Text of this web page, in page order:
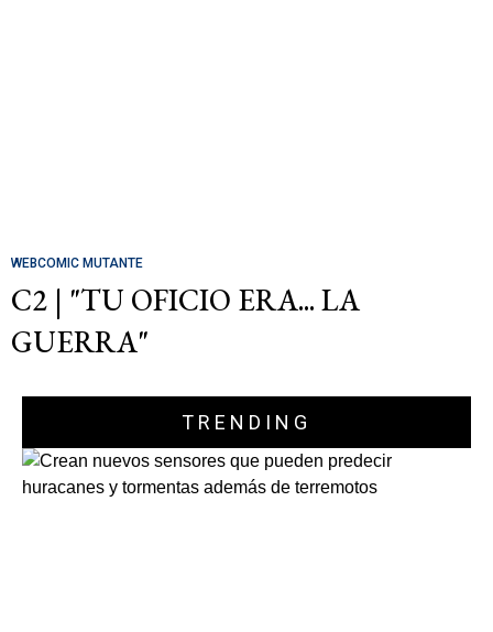
WEBCOMIC MUTANTE
C2 | "TU OFICIO ERA... LA
GUERRA"
TRENDING